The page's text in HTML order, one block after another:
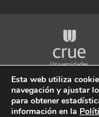
Esta web utiliza
navegación y ajustar
para obtener
información en la